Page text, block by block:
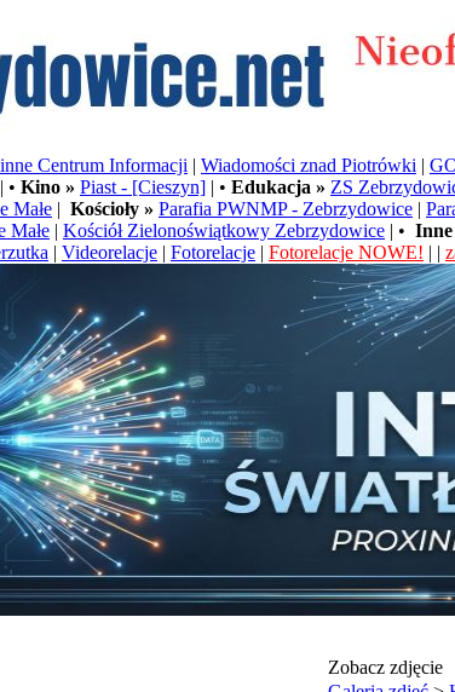
Centrum Informacji | Wiadomości znad Piotrówki |
| • Kino » Piast - [Cieszyn] | • Edukacja » ZS
Małe | Kościoły » Parafia PWNMP - Zebrzydowice |
Małe | Kościół Zielonoświątkowy Zebrzydowice | • Inne
| Videorelacje | Fotorelacje | Fotorelacje NOWE! | |
Zobacz zdjęcie